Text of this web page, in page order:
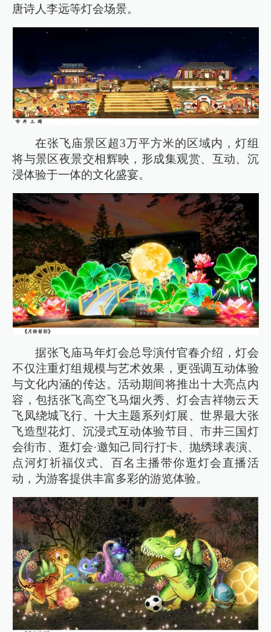
唐诗人李远等灯会场景。
在张飞庙景区超3万平方米的区域内，灯组
将与景区夜景交相辉映，形成集观赏、互动、沉
浸体验于一体的文化盛宴。
据张飞庙马年灯会总导演付官春介绍，灯会
不仅注重灯组规模与艺术效果，更强调互动体验
与文化内涵的传达。活动期间将推出十大亮点内
容，包括张飞高空飞马烟火秀、灯会吉祥物云天
飞凤绕城飞行、十大主题系列灯展、世界最大张
飞造型花灯、沉浸式互动体验节目、市井三国灯
会街市、逛灯会·邀知己同行打卡、抛绣球表演、
点河灯祈福仪式、百名主播带你逛灯会直播活
动，为游客提供丰富多彩的游览体验。